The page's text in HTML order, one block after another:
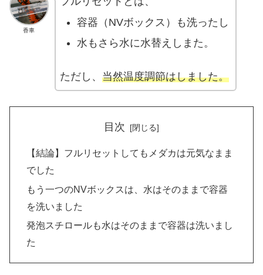
香車
容器（NVボックス）も洗ったし
水もさら水に水替えしまた。
ただし、 当然温度調節はしました。
目次
【結論】フルリセットしてもメダカは元気なまま
でした
もう一つのNVボックスは、水はそのままで容器
を洗いました
発泡スチロールも水はそのままで容器は洗いまし
た